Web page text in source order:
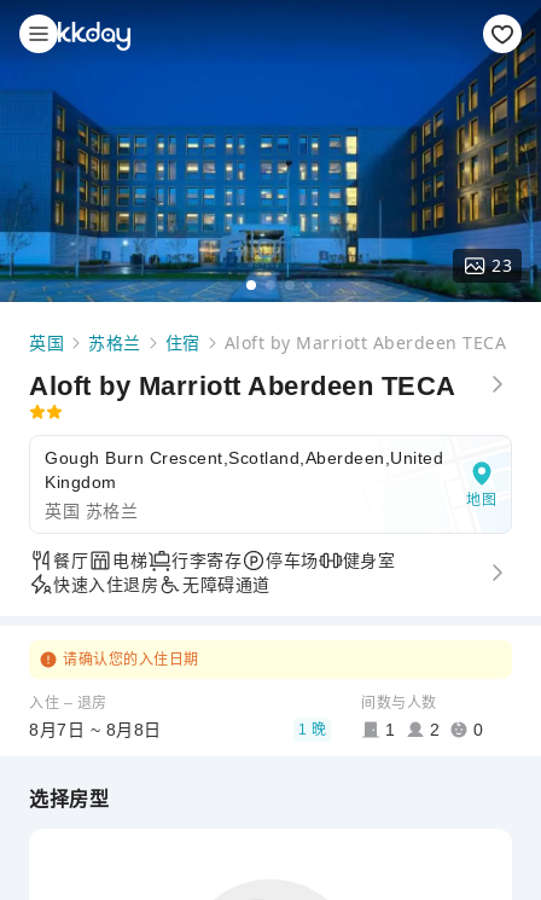
23
英国 苏格兰 住宿 Aloft by Marriott Aberdeen TECA
Aloft by Marriott Aberdeen TECA
Gough Burn Crescent,Scotland,Aberdeen,United
Kingdom
英国 苏格兰
地图
餐厅 电梯 行李寄存 停车场
健身室
快速入住退房
无障碍通道
请确认您的入住日期
入住 – 退房
8月7日 ~ 8月8日 1 晚
间数与人数
1 2 0
选择房型